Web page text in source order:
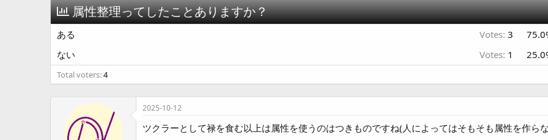
r
e
a
d
s
t
a
r
日
属性整理ってしたことありますか？
ある Votes: 3
ない
Votes: 1
Total voters 4
2025-10-12
ツクラーとして禄を食む以上は属性を使うのはつきものですね(人によってはそもそも属性を作ら